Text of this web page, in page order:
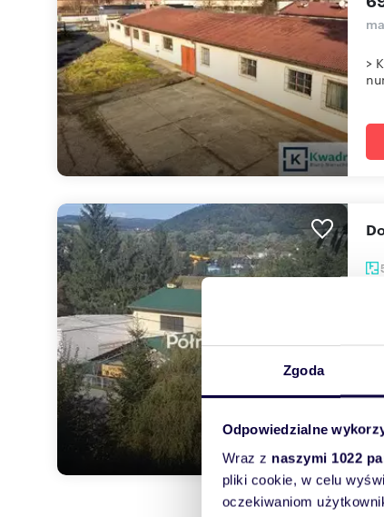
Zgoda
Odpowiedzialne
Wraz z naszymi 1022
pliki cookie, w celu
oczekiwaniom
>